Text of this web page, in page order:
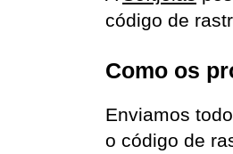
código de
Como os
Enviamos
o código de